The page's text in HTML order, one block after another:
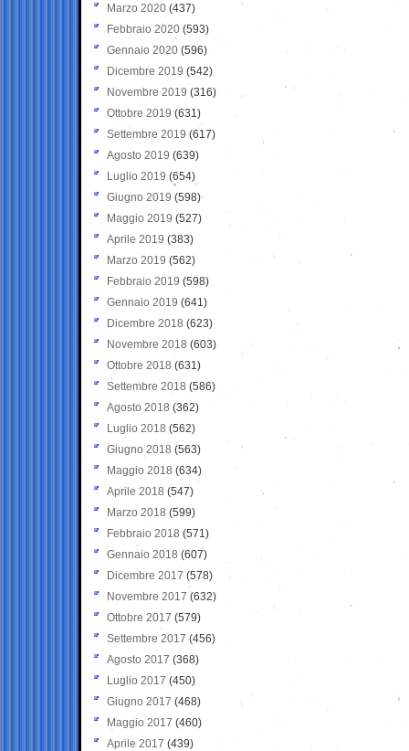
Marzo 2020 (437)
Febbraio 2020 (593)
Gennaio 2020 (596)
Dicembre 2019 (542)
Novembre 2019 (316)
Ottobre 2019 (631)
Settembre 2019 (617)
Agosto 2019 (639)
Luglio 2019 (654)
Giugno 2019 (598)
Maggio 2019 (527)
Aprile 2019 (383)
Marzo 2019 (562)
Febbraio 2019 (598)
Gennaio 2019 (641)
Dicembre 2018 (623)
Novembre 2018 (603)
Ottobre 2018 (631)
Settembre 2018 (586)
Agosto 2018 (362)
Luglio 2018 (562)
Giugno 2018 (563)
Maggio 2018 (634)
Aprile 2018 (547)
Marzo 2018 (599)
Febbraio 2018 (571)
Gennaio 2018 (607)
Dicembre 2017 (578)
Novembre 2017 (632)
Ottobre 2017 (579)
Settembre 2017 (456)
Agosto 2017 (368)
Luglio 2017 (450)
Giugno 2017 (468)
Maggio 2017 (460)
Aprile 2017 (439)